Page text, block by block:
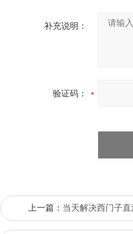
补充说明：
验证码：
上一篇： 当天解决西门子